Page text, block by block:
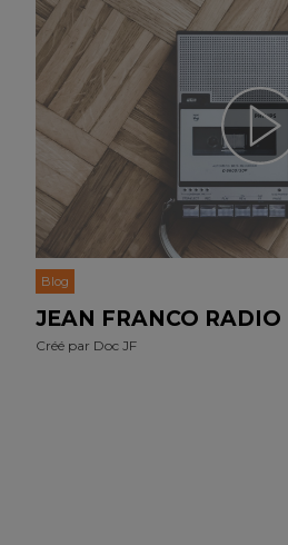
Blog
JEAN FRANCO RADIO
Créé par Doc JF